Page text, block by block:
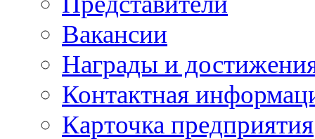
Вакансии
Награды и
Контактная
Карточка предприятия